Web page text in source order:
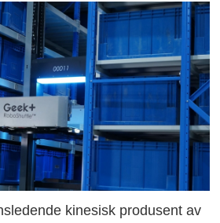
kinesisk produsent av